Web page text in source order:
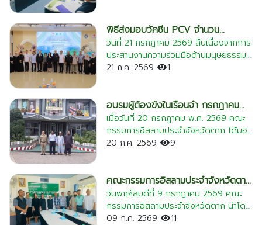
ต่างๆ อย่างครอบคลุม ตลอดจนร่วมกัน
หารือและพิจารณาประเด็นสำคัญในการขับ
เคลื่อนสังคม เช่น การกำหนดมาตรการ
ป้องกันปัญหายาเสพติด แนวทางปฏิบัติ
จังหวัด ทั้งนี้ เพื่อให้การบริหารงานของ
คณะกรรมการฯ เป็นไปด้วยควาเรียบร้อย
และมีประสิทธิภาพสูงสุดตามกรอบอำนาจ
หน้าที่
พิธีส่งมอบวัคซีน PCV จำนวน
10,000 โดส" ณ โรงพยาบาล
แม่สอด ภาคีเครือข่ายมนุษยธรรม
วันที่ 21 กรกฎาคม 2569 สืบเนื่องจากการ
ประสานงานความร่วมมือด้านมนุษยธรรม
ระหว่าง นพ.อนันต์ชัย ไทยประทาน ประธาน
ราช กรรมการสภากาชาดไทย และผู้อำนวย
การสำนักงานบริหารกิจการเหล่ากาชาด
(อดีตรัฐมนตรีว่าการกระทรวงเกษตรและ
สหกรณ์ และอดีตปลัดกระทรวงมหาดไทย)
ชายแดนอย่างเป็นรูปธรรม โดย คณะ
กรรมการศูนย์ประสานงานสภาเครือข่าย
ช่วยเหลือมนุษยธรรม สำนักจุฬาราชมนตรี
ประจำจังหวัดตาก และ กรรมการอิสลาม
21 ก.ค. 2569 1
อบรมผู้ต้องขังในเรือนจำ กรกฎาคม
2569
เมื่อวันที่ 20 กรกฎาคม พ.ศ. 2569 คณะ
กรรมการอิสลามประจำจังหวัดตาก ได้มอบ
หมายผู้แทนเข้าร่วมดำเนินกิจกรรมอบรม
ท่านคือ นายภูริ อิสลาม และ นายนิรันดร์ นิ
ชาวีย์ การอบรมในครั้งนี้มีวัตถุประสงค์
เพื่อส่งเสริมความรู้ ความเข้าใจในหลักคำ
สอนของศาสนาอิสลาม ปลูกฝังคุณธรรม
20 ก.ค. 2569 9
คณะกรรมการอิสลามประจำจังหวัดตาก
ต้อนรับวัฒนธรรมจังหวัดตาก
วันพฤหัสบดีที่ 9 กรกฎาคม 2569 คณะ
กรรมการอิสลามประจำจังหวัดตาก นำโดย
นายสุข อุปการะ ประธานคณะกรรมการ
09 ก.ค. 2569 11